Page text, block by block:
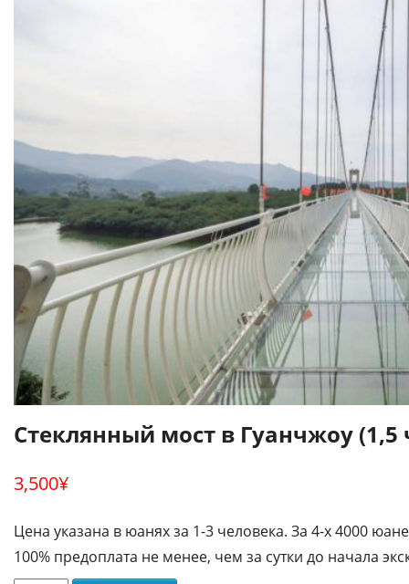
Стеклянный мост в Гуанчжоу (1,5
3,500¥
Цена указана в юанях за 1-3 человека. За 4-х 4000
100% предоплата не менее, чем за сутки до начала